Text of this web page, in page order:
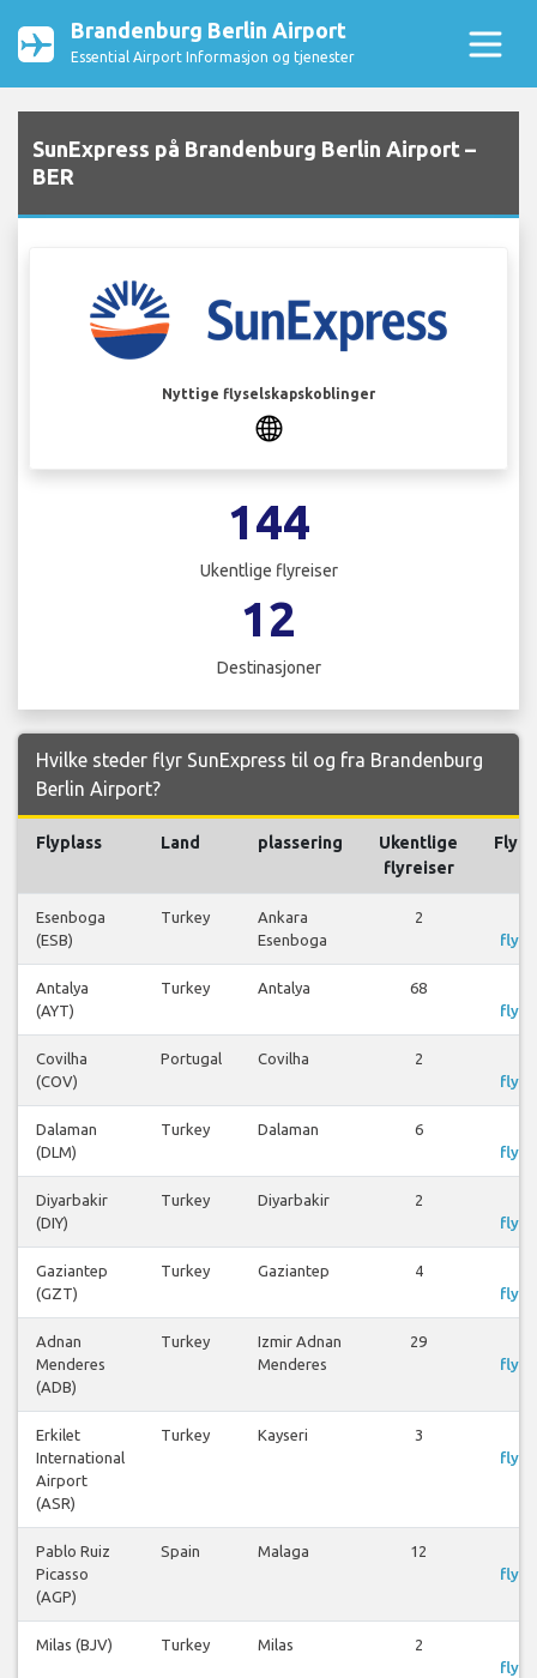
Brandenburg Berlin Airport
Essential Airport Informasjon og tjenester
SunExpress på Brandenburg Berlin Airport –
BER
Nyttige flyselskapskoblinger
144
Ukentlige flyreiser
12
Destinasjoner
Hvilke steder flyr SunExpress til og fra Brandenburg
Berlin Airport?
Flyplass Land plassering
Ukentlige
flyreiser
Esenboga
(ESB)
Turkey
Ankara
Esenboga
2
Antalya
(AYT)
Turkey Antalya 68
Covilha
(COV)
Portugal Covilha 2
Dalaman
(DLM)
Turkey Dalaman 6
Diyarbakir
(DIY)
Turkey Diyarbakir 2
Gaziantep
(GZT)
Turkey Gaziantep 4
Adnan
Menderes
(ADB)
Turkey
Izmir Adnan
Menderes
29
Erkilet
International
Airport
(ASR)
Turkey Kayseri 3
Pablo Ruiz
Picasso
(AGP)
Spain Malaga 12
Milas (BJV) Turkey Milas 2